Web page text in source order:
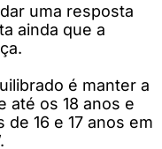
uma resposta
ainda que a
é manter a
até os 18 anos e
16 e 17 anos em